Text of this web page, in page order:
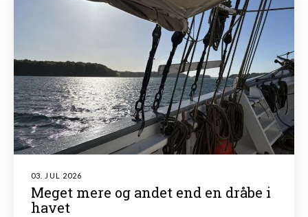
03. JUL 2026
Meget mere og andet end en dråbe i
havet